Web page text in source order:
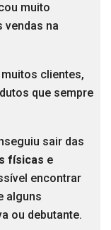
muito
vendas na
clientes,
que sempre
sair das
físicas e
encontrar
alguns
ou debutante.